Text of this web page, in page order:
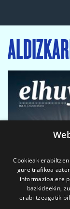
Cookieak
gure trafikoa
informazioa ere
bazkideekin,
erabiltzeagatik